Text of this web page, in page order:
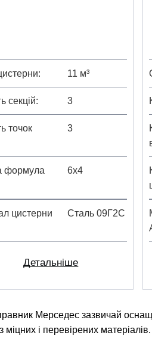
11 м³
секцій 3
точок
3
формула
6х4
цистерни
Сталь 09Г2С
Детальніше
Мерседес зазвичай
міцних і перевірених